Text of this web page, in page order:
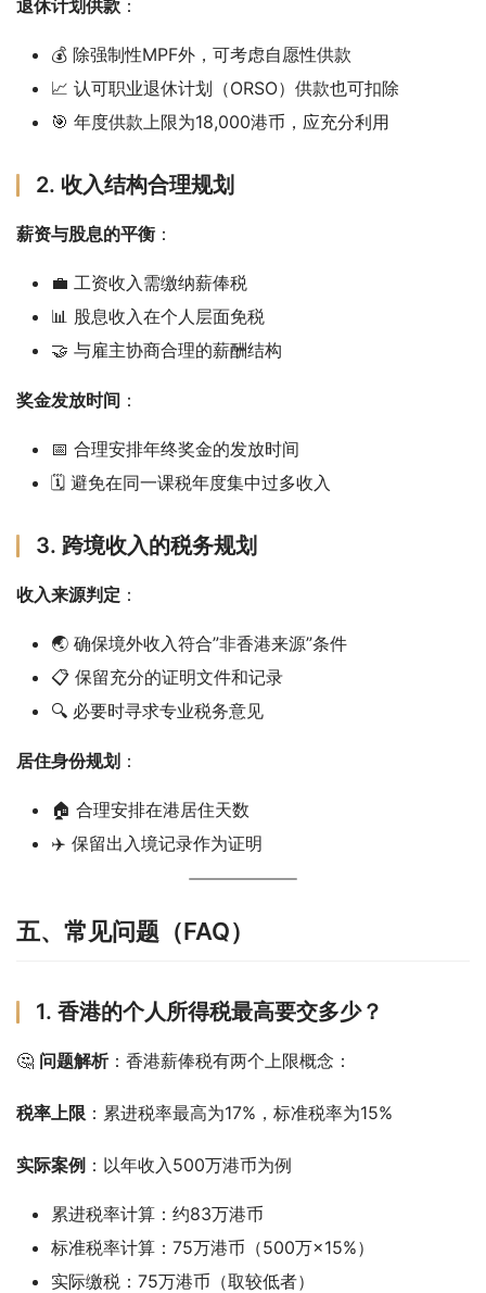
退休计划供款 ：
💰 除强制性MPF外，可考虑自愿性供款
📈 认可职业退休计划（ORSO）供款也可扣除
🎯 年度供款上限为18,000港币，应充分利用
2. 收入结构合理规划
薪资与股息的平衡 ：
💼 工资收入需缴纳薪俸税
📊 股息收入在个人层面免税
🤝 与雇主协商合理的薪酬结构
奖金发放时间 ：
📅 合理安排年终奖金的发放时间
🗓️ 避免在同一课税年度集中过多收入
3. 跨境收入的税务规划
收入来源判定 ：
🌏 确保境外收入符合”非香港来源”条件
📋 保留充分的证明文件和记录
🔍 必要时寻求专业税务意见
居住身份规划 ：
🏠 合理安排在港居住天数
✈️ 保留出入境记录作为证明
五、常见问题（FAQ）
1. 香港的个人所得税最高要交多少？
🤔 问题解析：香港薪俸税有两个上限概念：
税率上限 ：累进税率最高为17%，标准税率为15%
实际案例 ：以年收入500万港币为例
累进税率计算：约83万港币
标准税率计算：75万港币（500万×15%）
实际缴税：75万港币（取较低者）